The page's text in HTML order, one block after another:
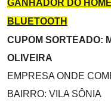
GANHADOR DO
BLUETOOTH
CUPOM SORTEADO:
OLIVEIRA
EMPRESA ONDE
BAIRRO: VILA SÔNIA